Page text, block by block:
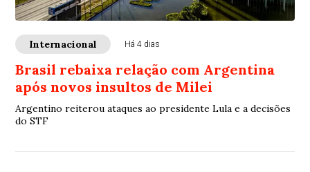
Internacional Há 4 dias
Brasil rebaixa relação com Argentina
após novos insultos de Milei
Argentino reiterou ataques ao presidente Lula e a decisões
do STF